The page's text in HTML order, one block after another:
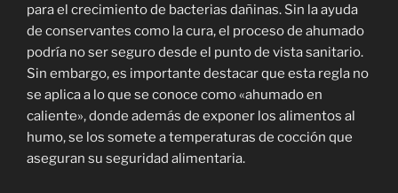
para el crecimiento de bacterias dañinas. Sin la ayuda
de conservantes como la cura, el proceso de ahumado
podría no ser seguro desde el punto de vista sanitario.
Sin embargo, es importante destacar que esta regla no
se aplica a lo que se conoce como «ahumado en
caliente», donde además de exponer los alimentos al
humo, se los somete a temperaturas de cocción que
aseguran su seguridad alimentaria.